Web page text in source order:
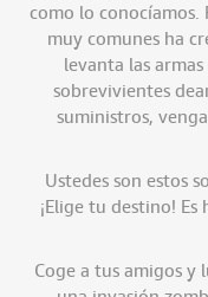
como lo conocíamos.
muy comunes ha
levanta las
sobrevivientes
suministros,
Ustedes son estos
¡Elige tu destino!
Coge a tus amigos y